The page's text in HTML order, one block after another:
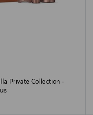
Private Collection -